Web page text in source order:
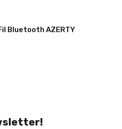
Bluetooth AZERTY